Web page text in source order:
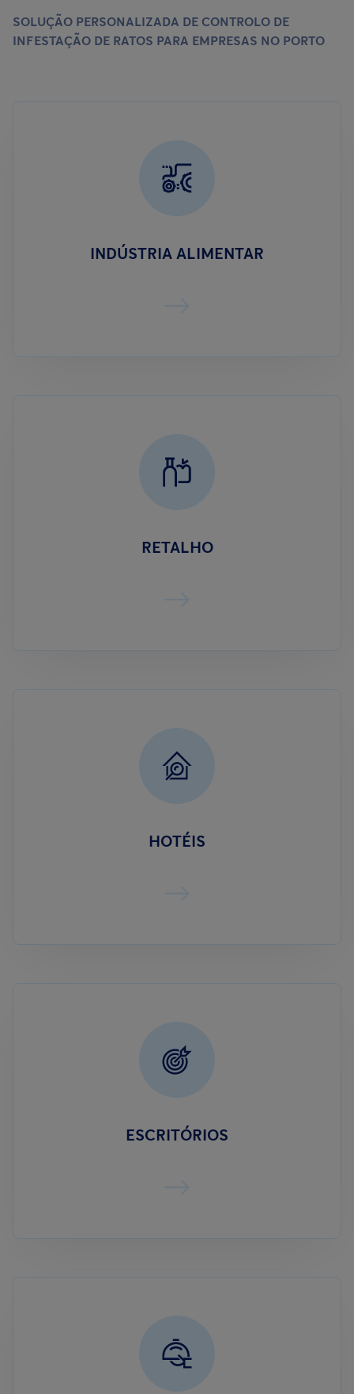
SOLUÇÃO PERSONALIZADA DE CONTROLO DE
INFESTAÇÃO DE RATOS PARA EMPRESAS NO PORTO
INDÚSTRIA ALIMENTAR
RETALHO
HOTÉIS
ESCRITÓRIOS